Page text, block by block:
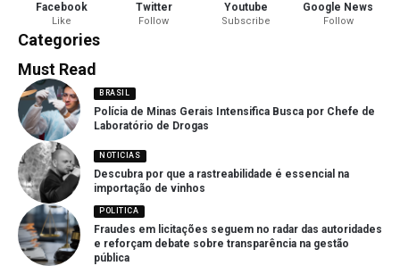
Facebook
Like
Twitter
Follow
Youtube
Subscribe
Google News
Follow
Categories
Must Read
BRASIL
Polícia de Minas Gerais Intensifica Busca por Chefe de
Laboratório de Drogas
NOTICIAS
Descubra por que a rastreabilidade é essencial na
importação de vinhos
POLITICA
Fraudes em licitações seguem no radar das autoridades
e reforçam debate sobre transparência na gestão
pública